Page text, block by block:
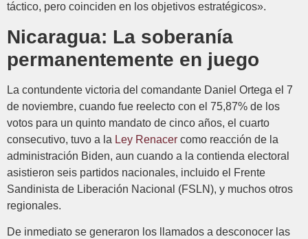
táctico, pero coinciden en los objetivos estratégicos».
Nicaragua: La soberanía
permanentemente en juego
La contundente victoria del comandante Daniel Ortega el 7
de noviembre, cuando fue reelecto con el 75,87% de los
votos para un quinto mandato de cinco años, el cuarto
consecutivo, tuvo a la Ley Renacer como reacción de la
administración Biden, aun cuando a la contienda electoral
asistieron seis partidos nacionales, incluido el Frente
Sandinista de Liberación Nacional (FSLN), y muchos otros
regionales.
De inmediato se generaron los llamados a desconocer las